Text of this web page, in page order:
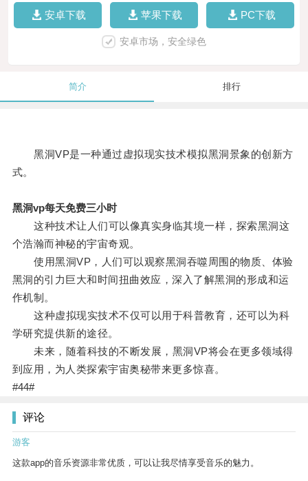
安卓下载 苹果下载 PC下载
安卓市场，安全绿色
简介 排行
黑洞VP是一种通过虚拟现实技术模拟黑洞景象的创新方
式。
黑洞vp每天免费三小时
这种技术让人们可以像真实身临其境一样，探索黑洞这
个浩瀚而神秘的宇宙奇观。
使用黑洞VP，人们可以观察黑洞吞噬周围的物质、体验
黑洞的引力巨大和时间扭曲效应，深入了解黑洞的形成和运
作机制。
这种虚拟现实技术不仅可以用于科普教育，还可以为科
学研究提供新的途径。
未来，随着科技的不断发展，黑洞VP将会在更多领域得
到应用，为人类探索宇宙奥秘带来更多惊喜。
#44#
评论
游客
这款app的音乐资源非常优质，可以让我尽情享受音乐的魅力。